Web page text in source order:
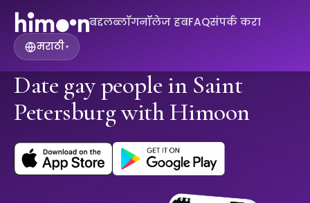
बद्दलब्लॉगनॉलेज हबFAQसंपर्क करा
मराठी▾
Date gay people in Saint
Petersburg with Himoon